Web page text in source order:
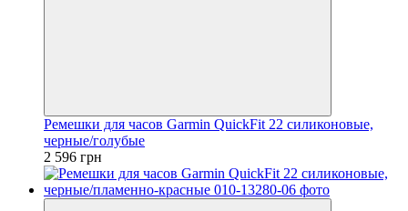
Ремешки для часов Garmin QuickFit 22 силиконовые,
черные/голубые
2 596 грн